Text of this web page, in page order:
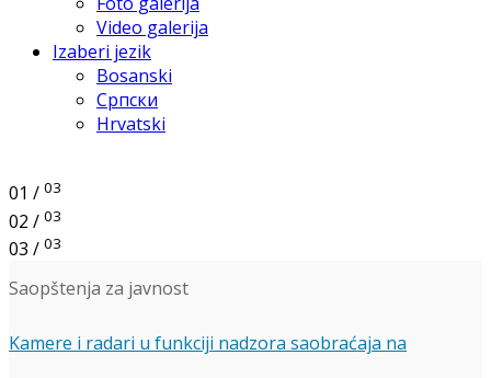
Video galerija
Izaberi jezik
Bosanski
Српски
Hrvatski
01 / 03
02 / 03
03 / 03
Saopštenja za javnost
Kamere i radari u funkciji nadzora saobraćaja na